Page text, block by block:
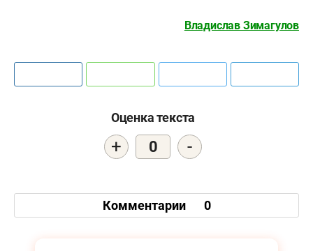
Владислав Зимагулов
Оценка текста
+ 0 -
Комментарии 0